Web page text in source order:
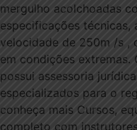
mergulho acolchoadas
especificações técnicas,
velocidade de 250m /s ,
em condições extremas.
possui assessoria
especializados para o
conheça mais Cursos,
completo com